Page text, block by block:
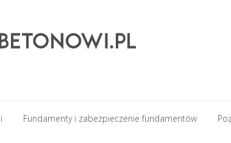
Fundamenty i zabezpieczenie fundamentów